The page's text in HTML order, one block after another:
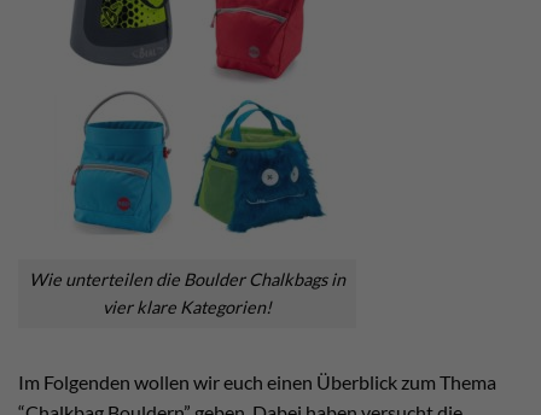
Wie unterteilen die Boulder Chalkbags in
vier klare Kategorien!
Im Folgenden wollen wir euch einen Überblick zum Thema